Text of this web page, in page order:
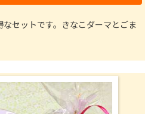
セットです。きなこダーマとごま